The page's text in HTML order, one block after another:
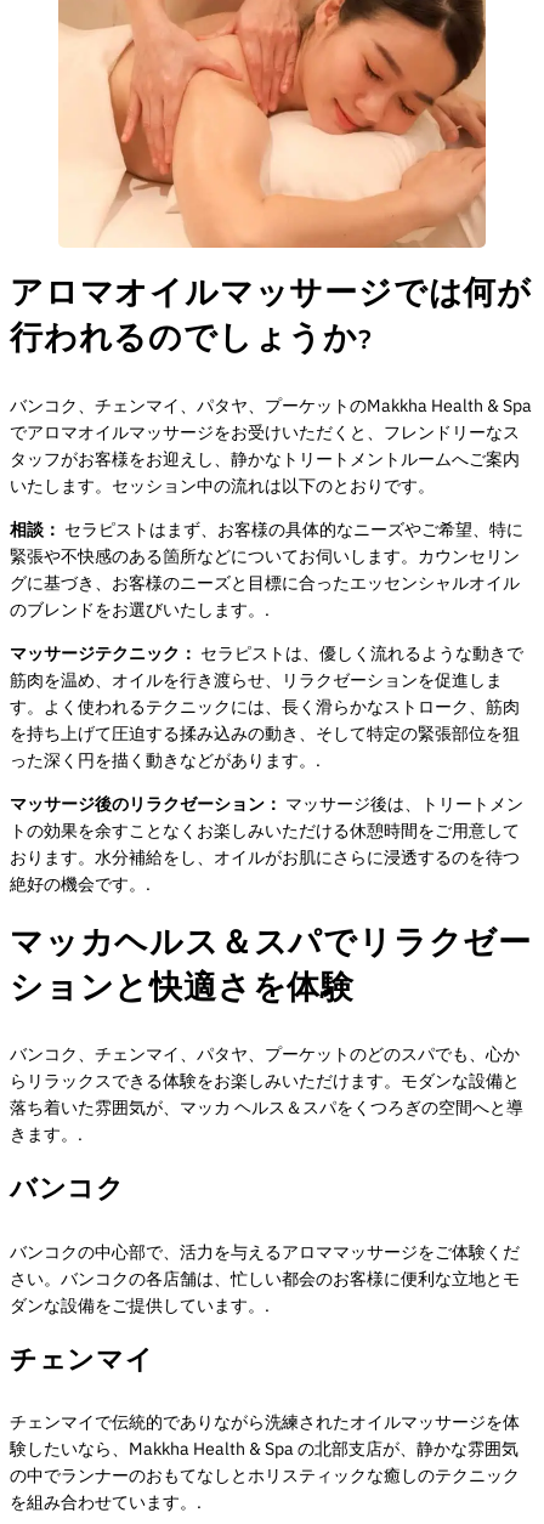
アロマオイルマッサージでは何が
行われるのでしょうか?
バンコク、チェンマイ、パタヤ、プーケットのMakkha Health & Spa
でアロマオイルマッサージをお受けいただくと、フレンドリーなス
タッフがお客様をお迎えし、静かなトリートメントルームへご案内
いたします。セッション中の流れは以下のとおりです。
相談： セラピストはまず、お客様の具体的なニーズやご希望、特に
緊張や不快感のある箇所などについてお伺いします。カウンセリン
グに基づき、お客様のニーズと目標に合ったエッセンシャルオイル
のブレンドをお選びいたします。.
マッサージテクニック： セラピストは、優しく流れるような動きで
筋肉を温め、オイルを行き渡らせ、リラクゼーションを促進しま
す。よく使われるテクニックには、長く滑らかなストローク、筋肉
を持ち上げて圧迫する揉み込みの動き、そして特定の緊張部位を狙
った深く円を描く動きなどがあります。.
マッサージ後のリラクゼーション： マッサージ後は、トリートメン
トの効果を余すことなくお楽しみいただける休憩時間をご用意して
おります。水分補給をし、オイルがお肌にさらに浸透するのを待つ
絶好の機会です。.
マッカヘルス＆スパでリラクゼー
ションと快適さを体験
バンコク、チェンマイ、パタヤ、プーケットのどのスパでも、心か
らリラックスできる体験をお楽しみいただけます。モダンな設備と
落ち着いた雰囲気が、マッカ ヘルス＆スパをくつろぎの空間へと導
きます。.
バンコク
バンコクの中心部で、活力を与えるアロママッサージをご体験くだ
さい。バンコクの各店舗は、忙しい都会のお客様に便利な立地とモ
ダンな設備をご提供しています。.
チェンマイ
チェンマイで伝統的でありながら洗練されたオイルマッサージを体
験したいなら、Makkha Health & Spa の北部支店が、静かな雰囲気
の中でランナーのおもてなしとホリスティックな癒しのテクニック
を組み合わせています。.